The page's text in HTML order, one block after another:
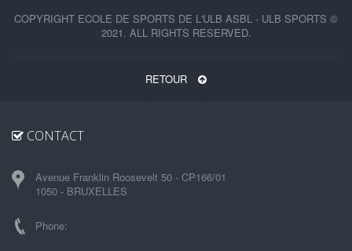
COPYRIGHT ECOLE DE SPORTS DE L'ULB ASBL - ULB SPORTS ©
2021. ALL RIGHTS RESERVED.
RETOUR
CONTACT
Avenue Franklin Roosevelt 50 - CP166/01
1050 - BRUXELLES
Phone: